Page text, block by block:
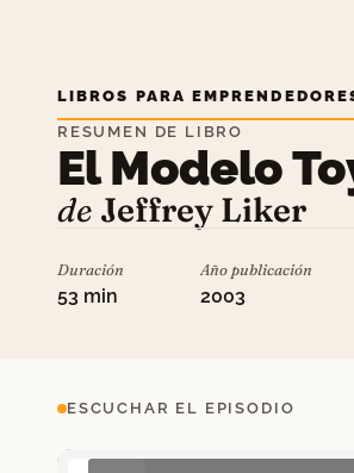
LIBROS PARA
RESUMEN DE LIBRO
El Modelo
de Jeffrey Liker
Duración
53 min
Año publicación
2003
ESCUCHAR EL EPISODIO